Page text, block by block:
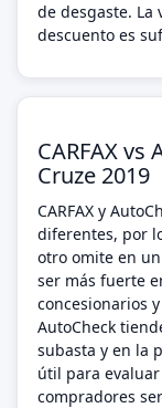
de desgaste. La
descuento es
CARFAX
Cruze 2019
CARFAX y
diferentes, por
otro omite en un
ser más fuerte
concesionarios
AutoCheck
subasta y en la
útil para
compradores